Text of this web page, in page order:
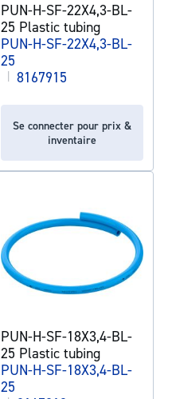
PUN-H-SF-22X4,3-BL-
25 Plastic tubing
PUN-H-SF-22X4,3-BL-
25
| 8167915
Se connecter pour prix &
inventaire
PUN-H-SF-18X3,4-BL-
25 Plastic tubing
PUN-H-SF-18X3,4-BL-
25